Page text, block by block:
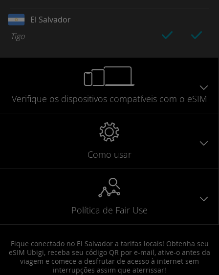
El Salvador
Tigo
Verifique os dispositivos compatíveis com o eSIM
Como usar
Política de Fair Use
Fique conectado no El Salvador a tarifas locais! Obtenha seu
eSIM Ubigi, receba seu código QR por e-mail, ative-o antes da
viagem e comece a desfrutar de acesso à internet sem
interrupções assim que aterrissar!